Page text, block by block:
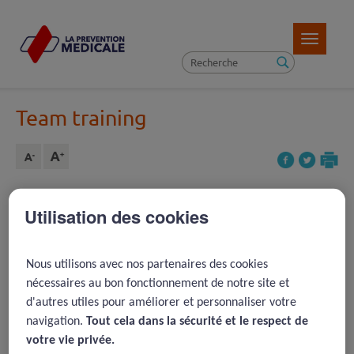
Toggle
Team training
Article précédent ( 39 )
Article suivant ( 22 )
2004 -A Systems Approaches
to Surgical Quality and Safety:
Utilisation des cookies
Nous utilisons avec nos partenaires des cookies
nécessaires au bon fonctionnement de notre site et
d'autres utiles pour améliorer et personnaliser votre
navigation.Tout cela dans la sécurité et le respect de
votre vie privée.​